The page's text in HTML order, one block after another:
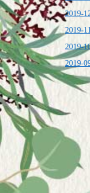
2019-
2019-
2019-
2019-